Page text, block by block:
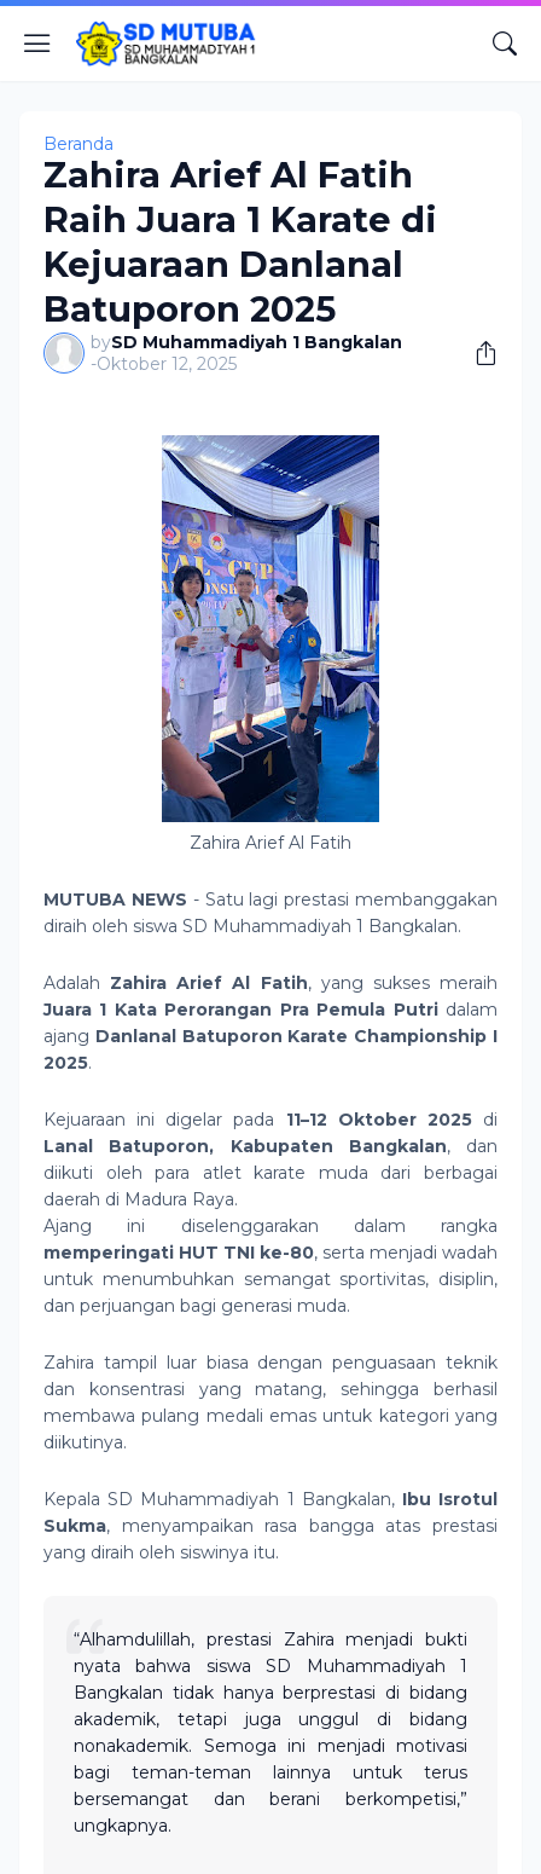
Beranda
Zahira Arief Al Fatih
Raih Juara 1 Karate di
Kejuaraan Danlanal
Batuporon 2025
bySD Muhammadiyah 1 Bangkalan
-Oktober 12, 2025
Zahira Arief Al Fatih
MUTUBA NEWS - Satu lagi prestasi membanggakan
diraih oleh siswa SD Muhammadiyah 1 Bangkalan.
Adalah Zahira Arief Al Fatih, yang sukses meraih
Juara 1 Kata Perorangan Pra Pemula Putridalam
ajang Danlanal Batuporon Karate Championship I
2025.
Kejuaraan ini digelar pada 11–12 Oktober 2025di
Lanal Batuporon, Kabupaten Bangkalan, dan
diikuti oleh para atlet karate muda dari berbagai
daerah di Madura Raya.
Ajang ini diselenggarakan dalam rangka
memperingati HUT TNI ke-80, serta menjadi wadah
untuk menumbuhkan semangat sportivitas, disiplin,
dan perjuangan bagi generasi muda.
Zahira tampil luar biasa dengan penguasaan teknik
dan konsentrasi yang matang, sehingga berhasil
membawa pulang medali emas untuk kategori yang
diikutinya.
Kepala SD Muhammadiyah 1 Bangkalan, Ibu Isrotul
Sukma, menyampaikan rasa bangga atas prestasi
yang diraih oleh siswinya itu.
“Alhamdulillah, prestasi Zahira menjadi bukti
nyata bahwa siswa SD Muhammadiyah 1
Bangkalan tidak hanya berprestasi di bidang
akademik, tetapi juga unggul di bidang
nonakademik. Semoga ini menjadi motivasi
bagi teman-teman lainnya untuk terus
bersemangat dan berani berkompetisi,”
ungkapnya.